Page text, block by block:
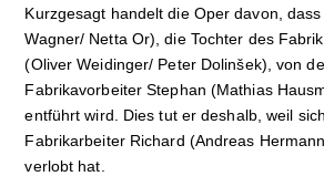
Kurzgesagt handelt die Oper davon,
Wagner/ Netta Or), die Tochter des
(Oliver Weidinger/ Peter Dolinšek), von
Fabrikavorbeiter Stephan (Mathias
entführt wird. Dies tut er deshalb, weil
Fabrikarbeiter Richard (Andreas
verlobt hat.